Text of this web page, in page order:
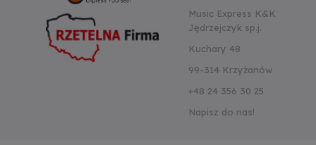
Music Express K&K
Jędrzejczyk sp.j.
Kuchary 48
99-314 Krzyżanów
+48 24 356 30 25
Napisz do nas!